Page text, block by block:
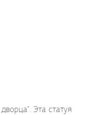
Эта статуя